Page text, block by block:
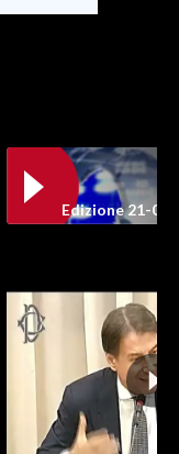
Edizione 21-05-